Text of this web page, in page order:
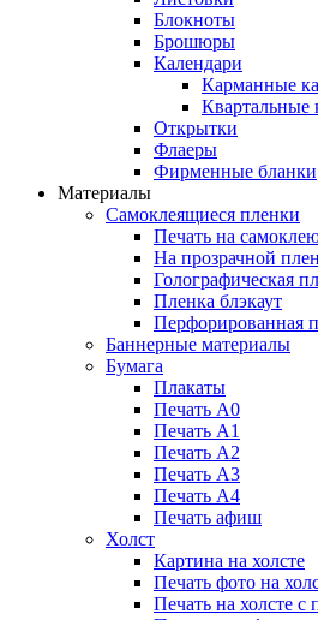
Блокноты
Брошюры
Календари
Карманные
Квартальные
Открытки
Флаеры
Фирменные бланки
Материалы
Самоклеящиеся пленки
Печать на
На прозрачной
Голографическая
Пленка блэкаут
Перфорированная
Баннерные материалы
Бумага
Плакаты
Печать А0
Печать А1
Печать А2
Печать А3
Печать А4
Печать афиш
Холст
Картина на холсте
Печать фото на
Печать на холсте с